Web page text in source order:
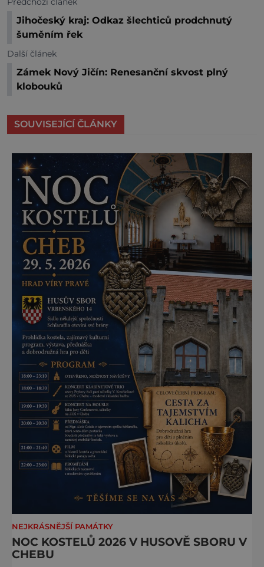
Jihočeský kraj: Odkaz šlechticů prodchnutý
šuměním řek
Další článek
Zámek Nový Jičín: Renesanční skvost plný
klobouků
SOUVISEJÍCÍ ČLÁNKY
NEJKRÁSNĚJŠÍ PAMÁTKY
NOC KOSTELŮ 2026 V HUSOVĚ SBORU V
CHEBU